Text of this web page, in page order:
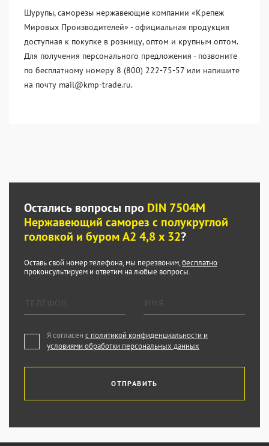
Шурупы, саморезы нержавеющие компании «Крепеж
Мировых Производителей» - официальная продукция
доступная к покупке в розницу, оптом и крупным оптом.
Для получения персонального предложения - позвоните
по бесплатному номеру 8 (800) 222-75-57 или напишите
на почту mail@kmp-trade.ru.
Остались вопросы про DIN 7504M
Нержавеющий саморез с полукруглой
головкой и буром А2 4,8 x 32?
Оставь свой номер телефона, мы перезвоним,бесплатно
проконсультируем и ответим на любые вопросы.
Я согласен с политикой конфиденциальности и
условиями обработки персональных данных
ОТПРАВИТЬ